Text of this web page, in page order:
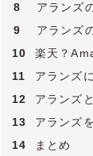
8
アランズ
9
アランズ
10
楽天？
11
アランズ
12
アランズ
13
アランズ
14
まとめ